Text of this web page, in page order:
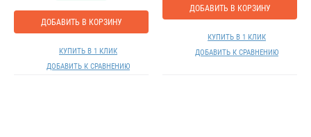
ДОБАВИТЬ В КОРЗИНУ
КУПИТЬ В 1 КЛИК
ДОБАВИТЬ К СРАВНЕНИЮ
ДОБАВИТЬ В КОРЗИНУ
КУПИТЬ В 1 КЛИК
ДОБАВИТЬ К СРАВНЕНИЮ